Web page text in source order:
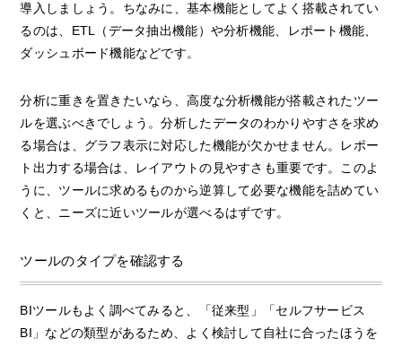
導入しましょう。ちなみに、基本機能としてよく搭載されてい
るのは、ETL（データ抽出機能）や分析機能、レポート機能、
ダッシュボード機能などです。
分析に重きを置きたいなら、高度な分析機能が搭載されたツー
ルを選ぶべきでしょう。分析したデータのわかりやすさを求め
る場合は、グラフ表示に対応した機能が欠かせません。レポー
ト出力する場合は、レイアウトの見やすさも重要です。このよ
うに、ツールに求めるものから逆算して必要な機能を詰めてい
くと、ニーズに近いツールが選べるはずです。
ツールのタイプを確認する
BIツールもよく調べてみると、「従来型」「セルフサービス
BI」などの類型があるため、よく検討して自社に合ったほうを